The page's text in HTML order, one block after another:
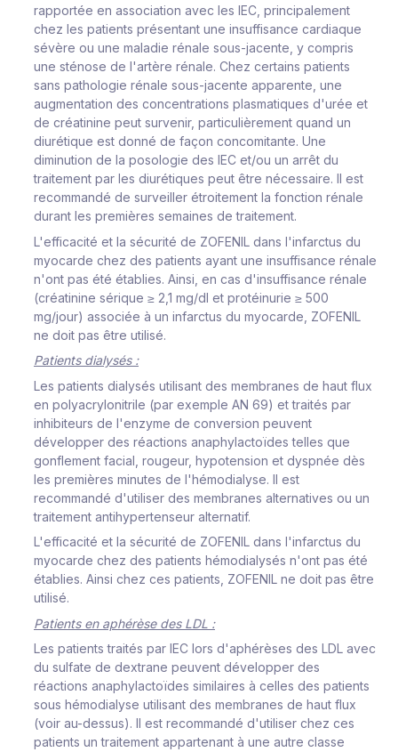
rapportée en association avec les IEC, principalement
chez les patients présentant une insuffisance cardiaque
sévère ou une maladie rénale sous-jacente, y compris
une sténose de l'artère rénale. Chez certains patients
sans pathologie rénale sous-jacente apparente, une
augmentation des concentrations plasmatiques d'urée et
de créatinine peut survenir, particulièrement quand un
diurétique est donné de façon concomitante. Une
diminution de la posologie des IEC et/ou un arrêt du
traitement par les diurétiques peut être nécessaire. Il est
recommandé de surveiller étroitement la fonction rénale
durant les premières semaines de traitement.
L'efficacité et la sécurité de ZOFENIL dans l'infarctus du
myocarde chez des patients ayant une insuffisance rénale
n'ont pas été établies. Ainsi, en cas d'insuffisance rénale
(créatinine sérique ≥ 2,1 mg/dl et protéinurie ≥ 500
mg/jour) associée à un infarctus du myocarde, ZOFENIL
ne doit pas être utilisé.
Patients dialysés :
Les patients dialysés utilisant des membranes de haut flux
en polyacrylonitrile (par exemple AN 69) et traités par
inhibiteurs de l'enzyme de conversion peuvent
développer des réactions anaphylactoïdes telles que
gonflement facial, rougeur, hypotension et dyspnée dès
les premières minutes de l'hémodialyse. Il est
recommandé d'utiliser des membranes alternatives ou un
traitement antihypertenseur alternatif.
L'efficacité et la sécurité de ZOFENIL dans l'infarctus du
myocarde chez des patients hémodialysés n'ont pas été
établies. Ainsi chez ces patients, ZOFENIL ne doit pas être
utilisé.
Patients en aphérèse des LDL :
Les patients traités par IEC lors d'aphérèses des LDL avec
du sulfate de dextrane peuvent développer des
réactions anaphylactoïdes similaires à celles des patients
sous hémodialyse utilisant des membranes de haut flux
(voir au-dessus). Il est recommandé d'utiliser chez ces
patients un traitement appartenant à une autre classe